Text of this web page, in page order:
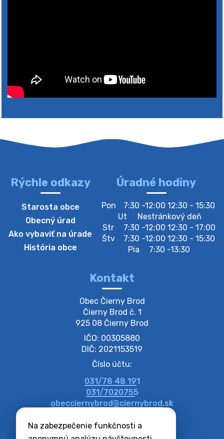
Na zabezpečenie funkčnosti a
obyvateľov, aby vrecia s odpadom vyložili pred dom už
večer vopred, nakoľko firma F…
4. augusta 2026 09:51
Oznamujeme Vám, že v určitých dňoch bude v
dátumoch, časoch a dotknutých …
4. augusta 2026 09:48
Zber BIO odpadu-BIO hulladék elszállítása
Obecný úrad v Čiernom Brode oznamuje obyvateľom,
že ďalší odvoz BIO odpadu sa uskutoční 03.08.2026
(pondelok). Prosíme obyvateľov, aby nádoby vyložili už
Zajtrajší zvoz odpadu
Vážený občan, zajtra 6. 8. sa bude zvážať komunálny
5. augusta 2026 15:30
Dnešný zvoz odpadu
Vážený občan, dnes 6. 8. sa zváža komunálny odpad.
6. augusta 2026 05:00
Zajtrajší zvoz odpadu
Vážený občan, zajtra 5. 8. sa bude zvážať plasty a
Rýchle odkazy
Starosta obce
Obecný úrad
Ako vybaviť na úrade
História obce
Úradné hodiny
Pon
7:30 -12:00 12:30 - 15:30
Ut
Nestránkový deň
Str
7:30 -12:00 12:30 - 17:00
Štv
7:30 -12:00 12:30 - 15:30
Pia
7:30 -13:30
Kontakt
Obec Čierny Brod
Čierny Brod č. 1
925 08 Čierny Brod
IČO: 00305880
DIČ: 2021153519
Číslo účtu:
031/78 48 191
031/7020755
obecciernybrod@ciernybrod.sk